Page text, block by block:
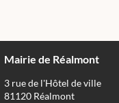
Mairie de Réalmont
3 rue de l'Hôtel de ville
81120 Réalmont